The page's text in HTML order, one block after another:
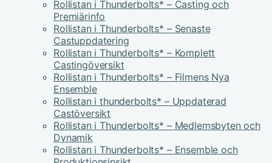
Rollistan i Thunderbolts* – Casting och
Premiärinfo
Rollistan i Thunderbolts* – Senaste
Castuppdatering
Rollistan i Thunderbolts* – Komplett
Castingöversikt
Rollistan i Thunderbolts* – Filmens Nya
Ensemble
Rollistan i thunderbolts* – Uppdaterad
Castöversikt
Rollistan i Thunderbolts* – Medlemsbyten och
Dynamik
Rollistan i Thunderbolts* – Ensemble och